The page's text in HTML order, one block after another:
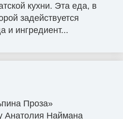
кухни. Эта еда, в
задействуется
и ингредиент...
Проза»
Анатолия Наймана